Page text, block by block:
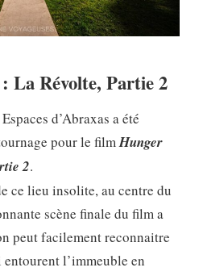
La Révolte, Partie 2
d’Abraxas a été
pour le filmHunger
2.
ce lieu insolite, au centre du
scène finale du film a
peut facilement reconnaitre
l’immeuble en